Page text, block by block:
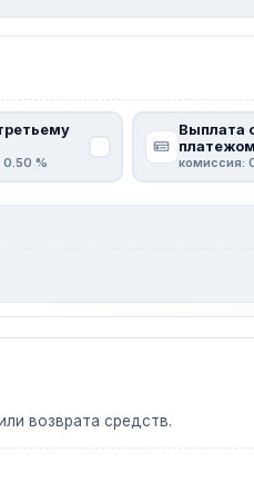
0.50 %
Выплата
комиссия:
возврата средств.